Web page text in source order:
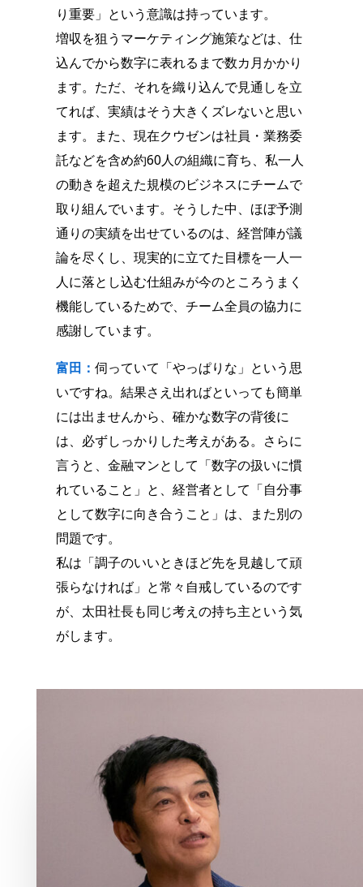
り重要」という意識は持っています。
増収を狙うマーケティング施策などは、仕
込んでから数字に表れるまで数カ月かかり
ます。ただ、それを織り込んで見通しを立
てれば、実績はそう大きくズレないと思い
ます。また、現在クウゼンは社員・業務委
託などを含め約60人の組織に育ち、私一人
の動きを超えた規模のビジネスにチームで
取り組んでいます。そうした中、ほぼ予測
通りの実績を出せているのは、経営陣が議
論を尽くし、現実的に立てた目標を一人一
人に落とし込む仕組みが今のところうまく
機能しているためで、チーム全員の協力に
感謝しています。
富田： 伺っていて「やっぱりな」という思
いですね。結果さえ出ればといっても簡単
には出ませんから、確かな数字の背後に
は、必ずしっかりした考えがある。さらに
言うと、金融マンとして「数字の扱いに慣
れていること」と、経営者として「自分事
として数字に向き合うこと」は、また別の
問題です。
私は「調子のいいときほど先を見越して頑
張らなければ」と常々自戒しているのです
が、太田社長も同じ考えの持ち主という気
がします。